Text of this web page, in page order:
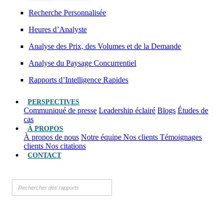
Recherche Personnalisée
Heures d’Analyste
Analyse des Prix, des Volumes et de la Demande
Analyse du Paysage Concurrentiel
Rapports d’Intelligence Rapides
PERSPECTIVES
Communiqué de presse Leadership éclairé Blogs Études de
cas
À PROPOS
À propos de nous Notre équipe Nos clients Témoignages
clients Nos citations
CONTACT